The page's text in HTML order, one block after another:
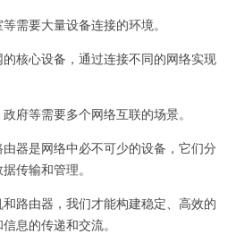
要大量设备连接的环境。
核心设备，通过连接不同的网络实现
等需要多个网络互联的场景。
器是网络中必不可少的设备，它们分
传输和管理。
由器，我们才能构建稳定、高效的
息的传递和交流。